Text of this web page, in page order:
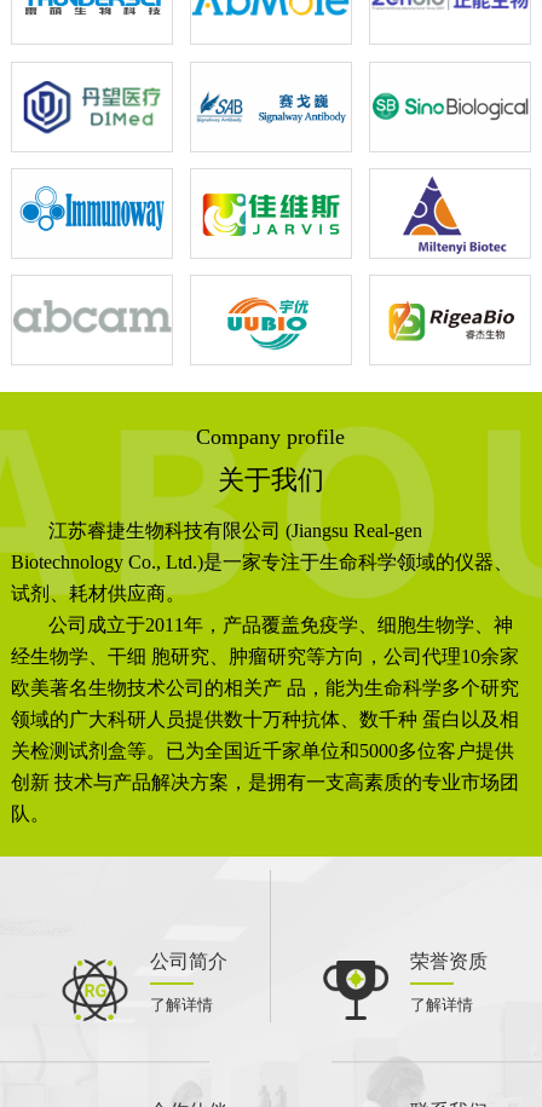
Company profile
关于我们
江苏睿捷生物科技有限公司 (Jiangsu Real-gen
Biotechnology Co., Ltd.)是一家专注于生命科学领域的仪器、
试剂、耗材供应商。
公司成立于2011年，产品覆盖免疫学、细胞生物学、神
经生物学、干细 胞研究、肿瘤研究等方向，公司代理10余家
欧美著名生物技术公司的相关产 品，能为生命科学多个研究
领域的广大科研人员提供数十万种抗体、数千种 蛋白以及相
关检测试剂盒等。已为全国近千家单位和5000多位客户提供
创新 技术与产品解决方案，是拥有一支高素质的专业市场团
队。
公司简介
了解详情
荣誉资质
了解详情